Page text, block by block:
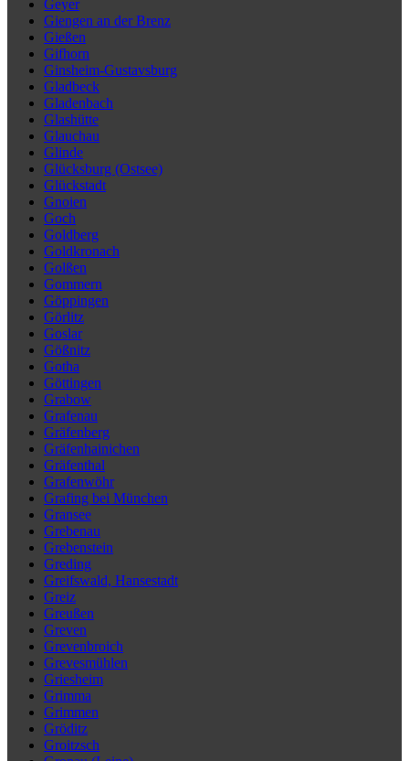
Geyer
Giengen an der Brenz
Gießen
Gifhorn
Ginsheim-Gustavsburg
Gladbeck
Gladenbach
Glashütte
Glauchau
Glinde
Glücksburg (Ostsee)
Glückstadt
Gnoien
Goch
Goldberg
Goldkronach
Golßen
Gommern
Göppingen
Görlitz
Goslar
Gößnitz
Gotha
Göttingen
Grabow
Grafenau
Gräfenberg
Gräfenhainichen
Gräfenthal
Grafenwöhr
Grafing bei München
Gransee
Grebenau
Grebenstein
Greding
Greifswald, Hansestadt
Greiz
Greußen
Greven
Grevenbroich
Grevesmühlen
Griesheim
Grimma
Grimmen
Gröditz
Groitzsch